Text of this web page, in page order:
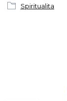
Spiritualita